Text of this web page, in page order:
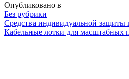
Опубликовано в
Без рубрики
Навигация
Средства индивидуальной защиты
Кабельные лотки для масштабных